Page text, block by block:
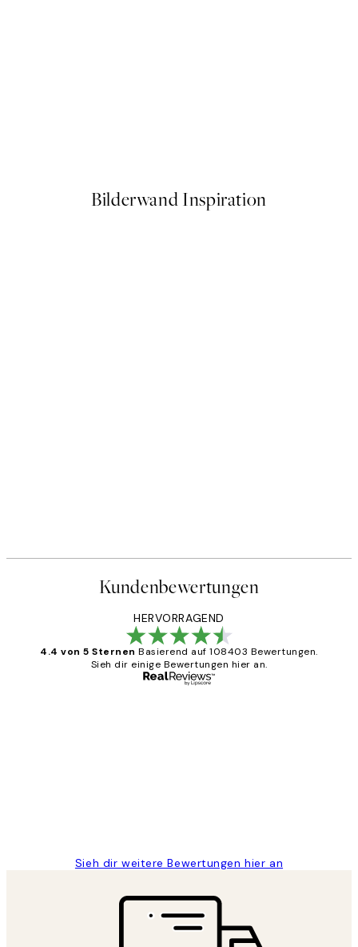
Bilderwand Inspiration
Kundenbewertungen
HERVORRAGEND
4.4 von 5 Sternen Basierend auf 108403 Bewertungen.
Sieh dir einige Bewertungen hier an.
Sieh dir weitere Bewertungen hier an